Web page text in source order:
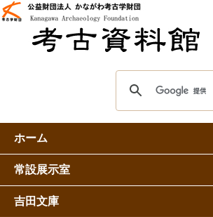
ホーム
常設展示室
吉田文庫